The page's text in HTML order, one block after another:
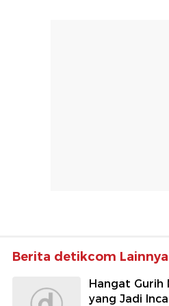
Berita detikcom Lainnya
Hangat Gurih
yang Jadi